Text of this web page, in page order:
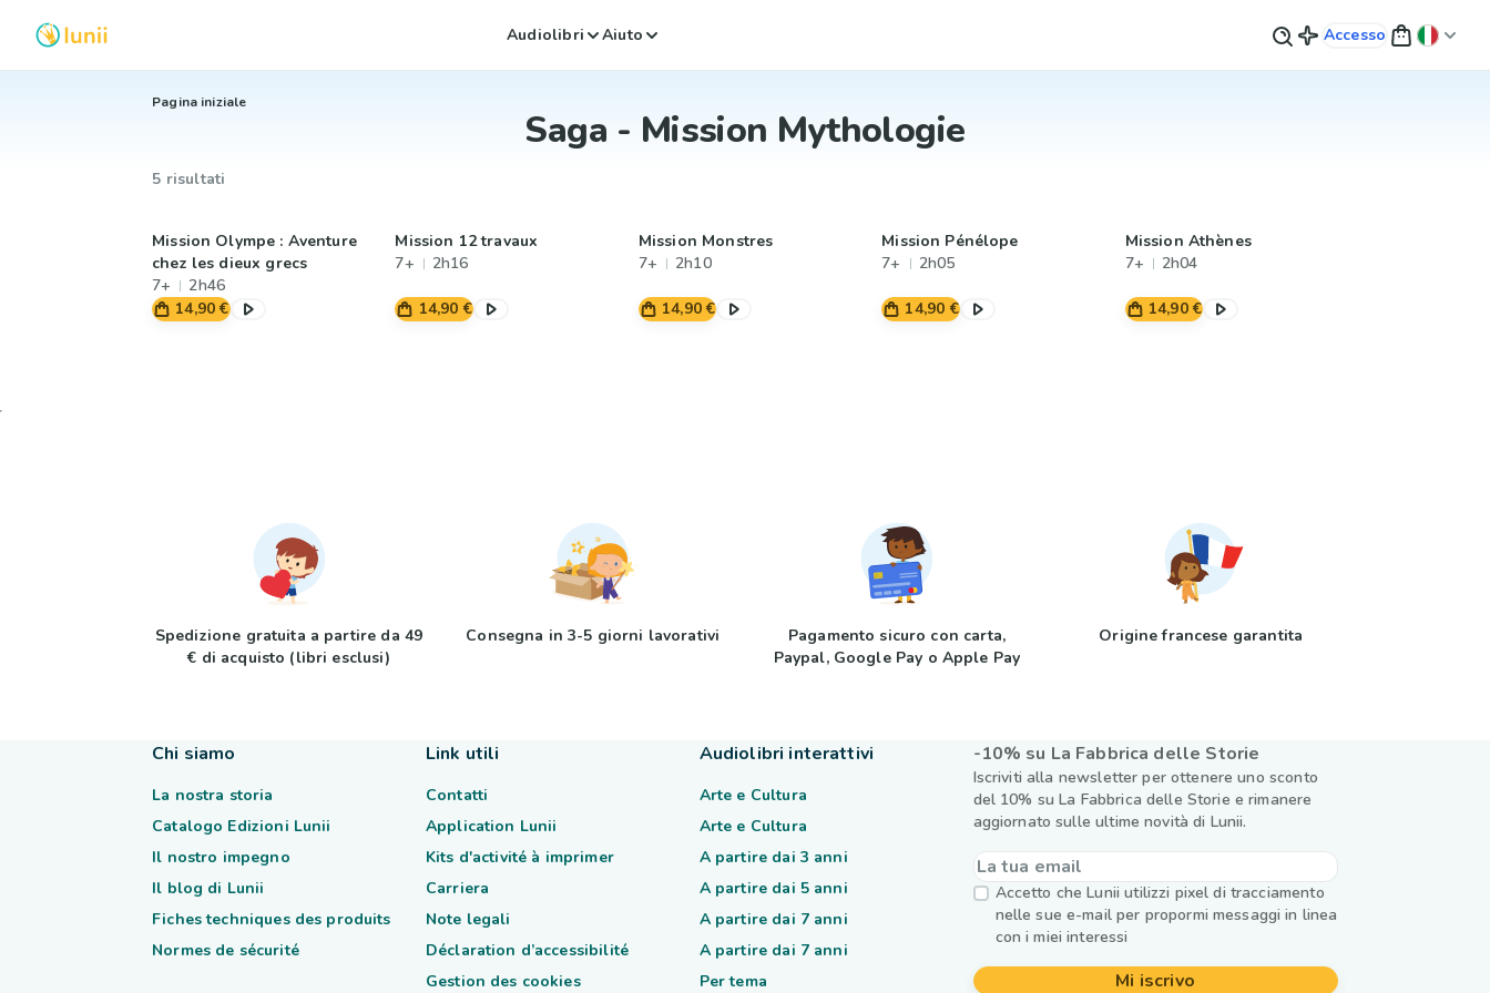
Audiolibri Aiuto Accesso
Pagina iniziale
Saga - Mission Mythologie
5 risultati
Mission Olympe : Aventure
chez les dieux grecs
7+
2h46
14,90 €
Mission 12 travaux
7+
2h16
14,90 €
Mission Monstres
7+
2h10
14,90 €
Mission Pénélope
7+
2h05
14,90 €
Mission Athènes
7+
2h04
14,90 €
Spedizione gratuita a partire da 49
€ di acquisto (libri esclusi)
Consegna in 3-5 giorni lavorativi
Pagamento sicuro con carta,
Paypal, Google Pay o Apple Pay
Origine francese garantita
-10% su La Fabbrica delle Storie
Iscriviti alla newsletter per ottenere uno sconto
del 10% su La Fabbrica delle Storie e rimanere
aggiornato sulle ultime novità di Lunii.
Accetto che Lunii utilizzi pixel di tracciamento
nelle sue e-mail per propormi messaggi in linea
con i miei interessi
Mi iscrivo
Chi siamo
La nostra storia
Catalogo Edizioni Lunii
Il nostro impegno
Il blog di Lunii
Fiches techniques des produits
Normes de sécurité
Link utili
Contatti
Application Lunii
Kits d'activité à imprimer
Carriera
Note legali
Déclaration d’accessibilité
Gestion des cookies
Audiolibri interattivi
Arte e Cultura
Arte e Cultura
A partire dai 3 anni
A partire dai 5 anni
A partire dai 7 anni
A partire dai 7 anni
Per tema